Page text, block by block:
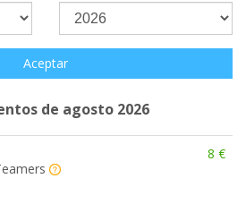
Aceptar
de agosto 2026
8 €